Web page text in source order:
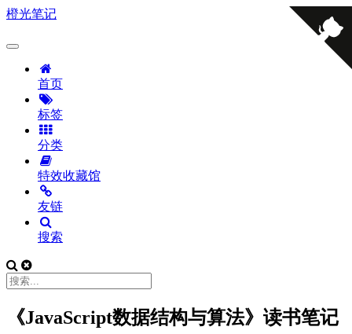
橙光笔记
首页
标签
分类
特效收藏馆
友链
搜索
《JavaScript数据结构与算法》读书笔记